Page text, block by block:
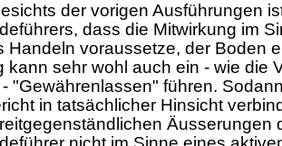
der vorigen Ausführungen
dass die Mitwirkung im
Handeln voraussetze, der Boden
kann sehr wohl auch ein - wie die
"Gewährenlassen" führen.
in tatsächlicher Hinsicht
Äusserungen